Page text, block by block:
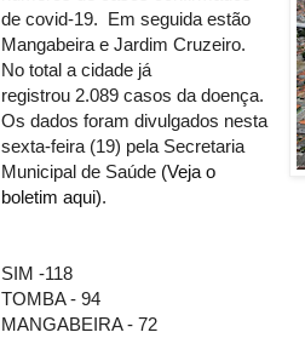
de covid-19. Em seguida estão
Mangabeira e Jardim Cruzeiro.
No total a cidade já
registrou 2.089 casos da doença.
Os dados foram divulgados nesta
sexta-feira (19) pela Secretaria
Municipal de Saúde (Veja o
boletim aqui).
SIM -118
TOMBA - 94
MANGABEIRA - 72